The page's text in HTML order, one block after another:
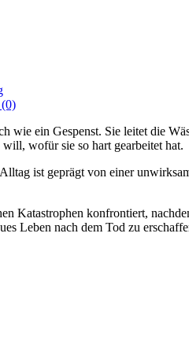
(0)
wie ein Gespenst. Sie leitet die
wofür sie so hart gearbeitet hat.
ist geprägt von einer
Katastrophen konfrontiert,
Leben nach dem Tod zu